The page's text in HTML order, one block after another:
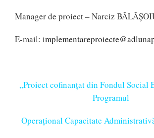
Manager de proiect – Narciz
E-mail:
„Proiect cofinanțat din Fondul Social
Programul
Operațional Capacitate